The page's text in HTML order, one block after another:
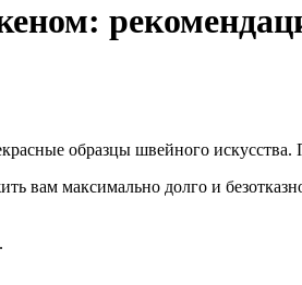
образцы швейного искусства.
максимально долго и